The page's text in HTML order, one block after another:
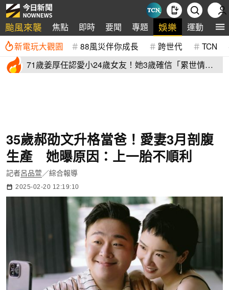
颱風來襲 焦點 即時 要聞 專題 娛樂 運動 全
新電玩大觀園 88風災伴你成長 跨世代 TCN
71歲姜厚任認愛小24歲女友！她3歲確信「累世情
35歲郝劭文升格當爸！愛妻3月剖腹
生產 她曝原因：上一胎不順利
記者呂品萱／綜合報導
2025-02-20 12:19:10